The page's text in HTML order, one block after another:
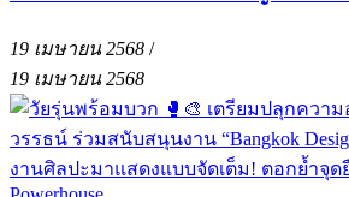
19 เมษายน 2568 /
19 เมษายน 2568